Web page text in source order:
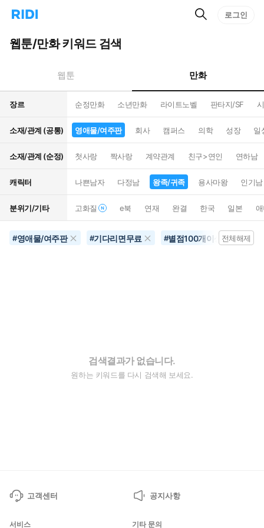
리
홈
으
턴
트
검
로그인
웹툰/만화 키워드 검색
웹툰 만화
장르 순정만화 소년만화 라이트노벨 판타지/SF
소재/관계 (공통) 영애물/여주판 회사 캠퍼스 의학 성장 일
소재/관계 (순정) 첫사랑 짝사랑 계약관계 친구>연인 연하남
캐릭터 나쁜남자 다정남 왕족/귀족 용사마왕 인기남
분위기/기타 고화질 e북 연재 완결 한국 일본
#영애물/여주판 #기다리면무료 #별점100개이상 #음악
전체해제
검색결과가 없습니다.
원하는 키워드를 다시 검색해 보세요.
고객센터 공지사항
서비스 기타 문의